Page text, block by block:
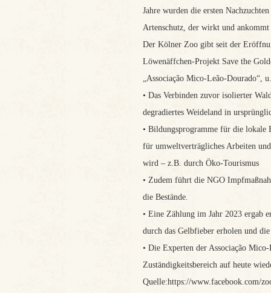
Jahre wurden die ersten
Artenschutz, der wirkt und ankommt
Der Kölner Zoo gibt seit der
Löwenäffchen-Projekt Save the
„Associação Mico-Leão-Dourado“,
• Das Verbinden zuvor isolierter
degradiertes Weideland in
• Bildungsprogramme für die lokale
für umweltverträgliches Arbeiten
wird – z.B. durch Öko-Tourismus
• Zudem führt die NGO
die Bestände.
• Eine Zählung im Jahr 2023 ergab
durch das Gelbfieber erholen und
• Die Experten der Associação
Zuständigkeitsbereich auf heute
Quelle:https://www.facebook.com/